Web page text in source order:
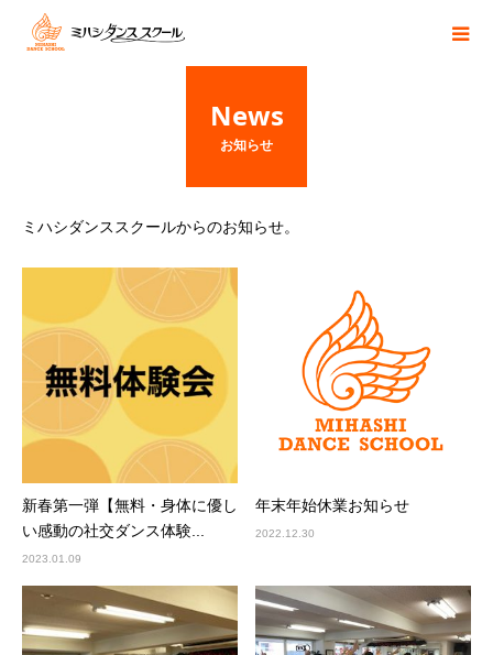
News
お知らせ
ミハシダンススクールからのお知らせ。
新春第一弾【無料・身体に優し
い感動の社交ダンス体験...
2023.01.09
年末年始休業お知らせ
2022.12.30